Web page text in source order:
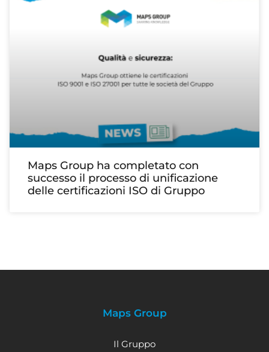
Maps Group ha completato con
successo il processo di unificazione
delle certificazioni ISO di Gruppo
Maps Group
Il Gruppo